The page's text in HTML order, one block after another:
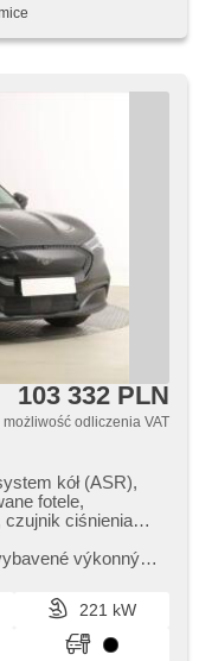
103 332 PLN
możliwość odliczenia VAT
kół (ASR),
fotele,
ciśnienia
układu
výkonným
221 kW